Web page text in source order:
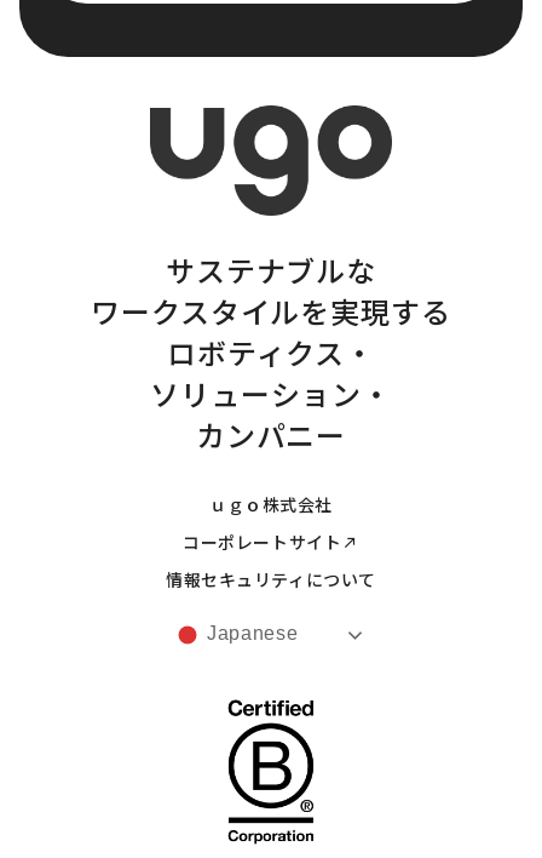
サステナブルな
ワークスタイルを実現する
ロボティクス・
ソリューション・
カンパニー
ｕｇｏ株式会社
コーポレートサイト
情報セキュリティについて
Japanese